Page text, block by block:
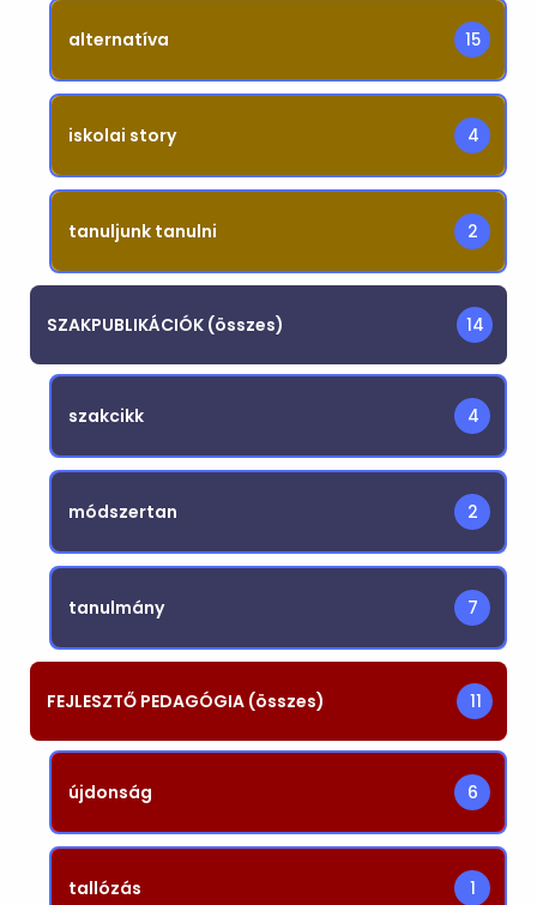
alternatíva 15
iskolai story 4
tanuljunk tanulni 2
SZAKPUBLIKÁCIÓK (összes) 14
szakcikk 4
módszertan 2
tanulmány 7
FEJLESZTŐ PEDAGÓGIA (összes) 11
újdonság 6
tallózás 1